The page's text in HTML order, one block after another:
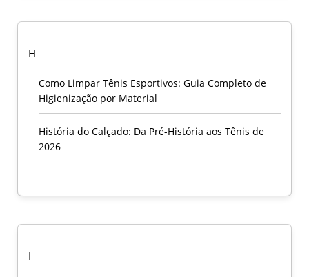
H
Como Limpar Tênis Esportivos: Guia Completo de
Higienização por Material
História do Calçado: Da Pré-História aos Tênis de
2026
I